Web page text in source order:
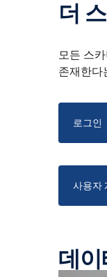
모든 스
존재한다
로그인
사용자
데